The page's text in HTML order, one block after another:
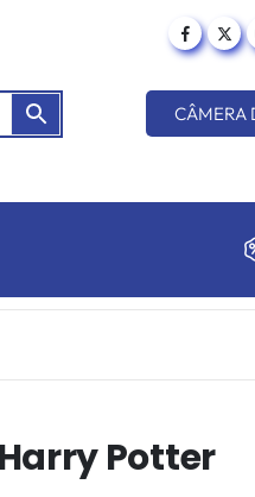
CÂMERA
Potter